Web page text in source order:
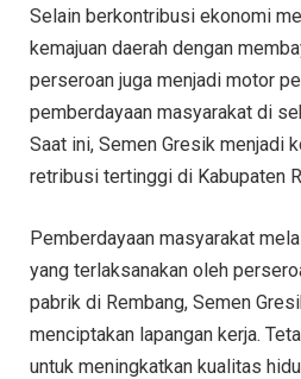
Selain berkontribusi ekonomi
kemajuan daerah dengan
perseroan juga menjadi motor
pemberdayaan masyarakat di
Saat ini, Semen Gresik menjadi
retribusi tertinggi di Kabupaten
Pemberdayaan masyarakat
yang terlaksanakan oleh
pabrik di Rembang, Semen
menciptakan lapangan kerja.
untuk meningkatkan kualitas